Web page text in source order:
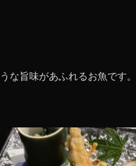
な旨味があふれるお魚です。